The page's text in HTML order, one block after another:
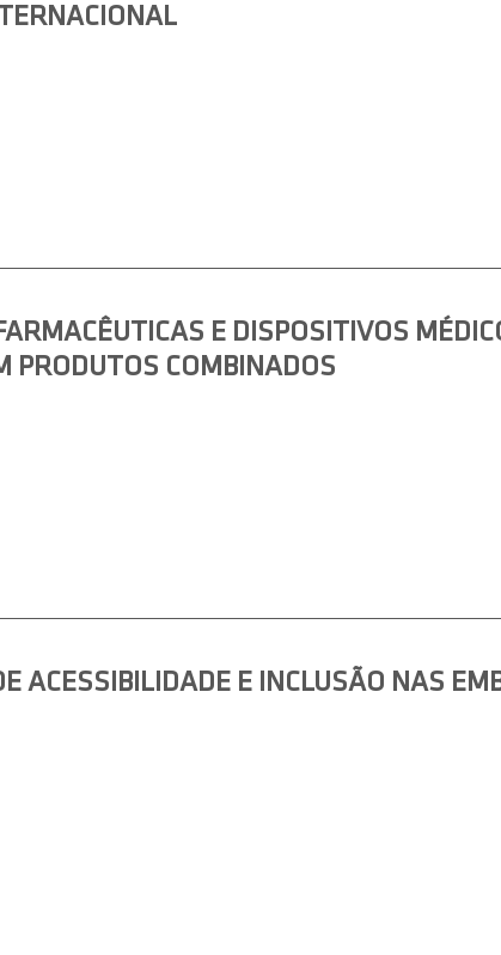
E DISPOSITIVOS
PRODUTOS COMBINADOS
ACESSIBILIDADE E INCLUSÃO NAS